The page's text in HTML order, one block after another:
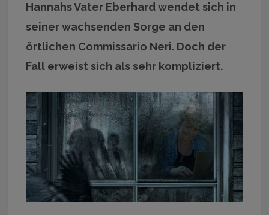
Hannahs Vater Eberhard wendet sich in
seiner wachsenden Sorge an den
örtlichen Commissario Neri. Doch der
Fall erweist sich als sehr kompliziert.